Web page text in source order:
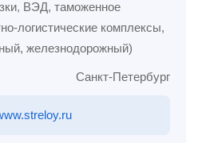
, ВЭД, таможенное
логистические комплексы,
железнодорожный)
Санкт-Петербург